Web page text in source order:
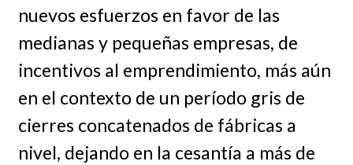
nuevos esfuerzos en favor de las
medianas y pequeñas empresas, de
incentivos al emprendimiento, más aún
en el contexto de un período gris de
cierres concatenados de fábricas a
nivel, dejando en la cesantía a más de